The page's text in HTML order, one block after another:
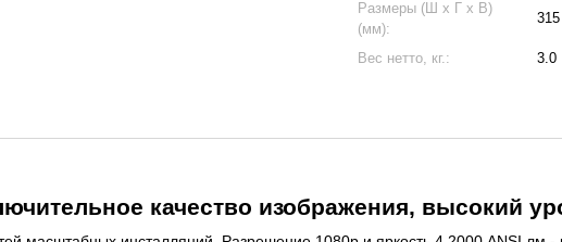
Размеры (Ш x Г x В)
(мм):
Вес нетто, кг.: 3.0
качество изображения, высокий